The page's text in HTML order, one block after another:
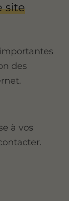
site
des
à vos